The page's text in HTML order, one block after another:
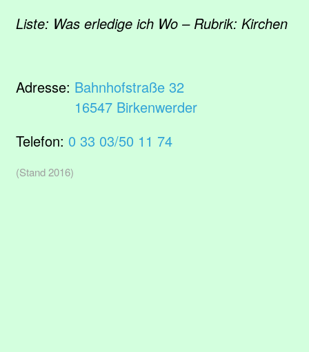
Liste: Was erledige ich Wo – Rubrik: Kirchen
Adresse: Bahnhofstraße 32
16547 Birkenwerder
Telefon: 0 33 03/50 11 74
(Stand 2016)